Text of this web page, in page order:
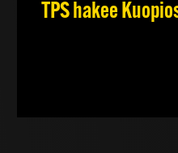
TPS hakee